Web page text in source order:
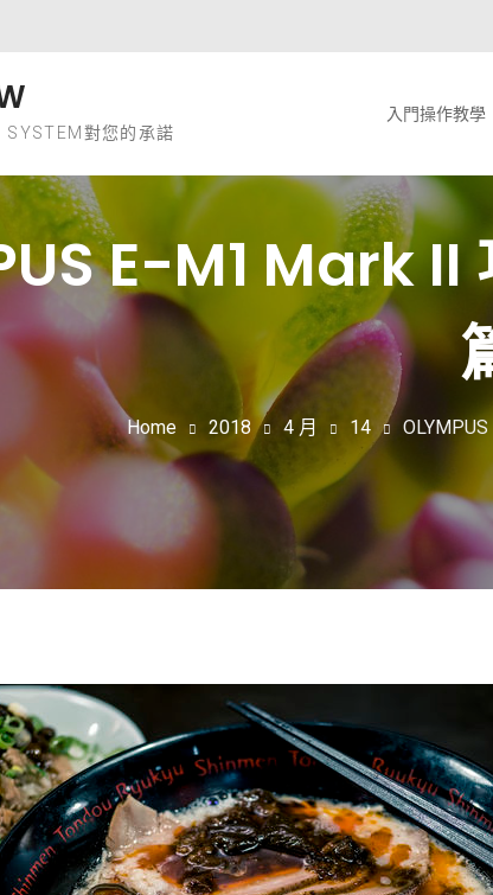
SYSTEM對您的承諾
入門操作教學
E-M1 Mark
Home 2018 4 月 14